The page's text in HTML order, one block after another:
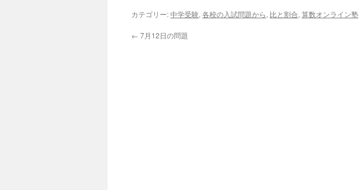
カテゴリー:中学受験, 各校の入試問題から, 比と割合, 算数オンライン塾
← 7月12日の問題